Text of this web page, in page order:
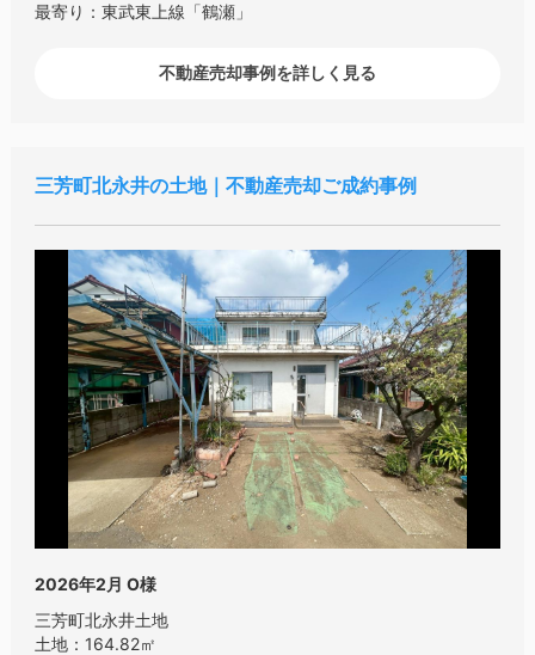
最寄り：東武東上線「鶴瀬」
不動産売却事例を詳しく見る
三芳町北永井の土地｜不動産売却ご成約事例
2026年2月 O様
三芳町北永井土地
土地：164.82㎡